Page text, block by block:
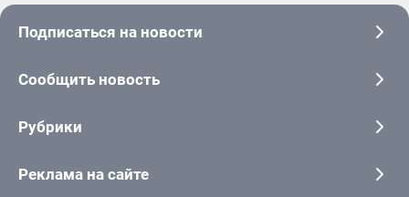
Подписаться на новости
Сообщить новость
Рубрики
Реклама на сайте